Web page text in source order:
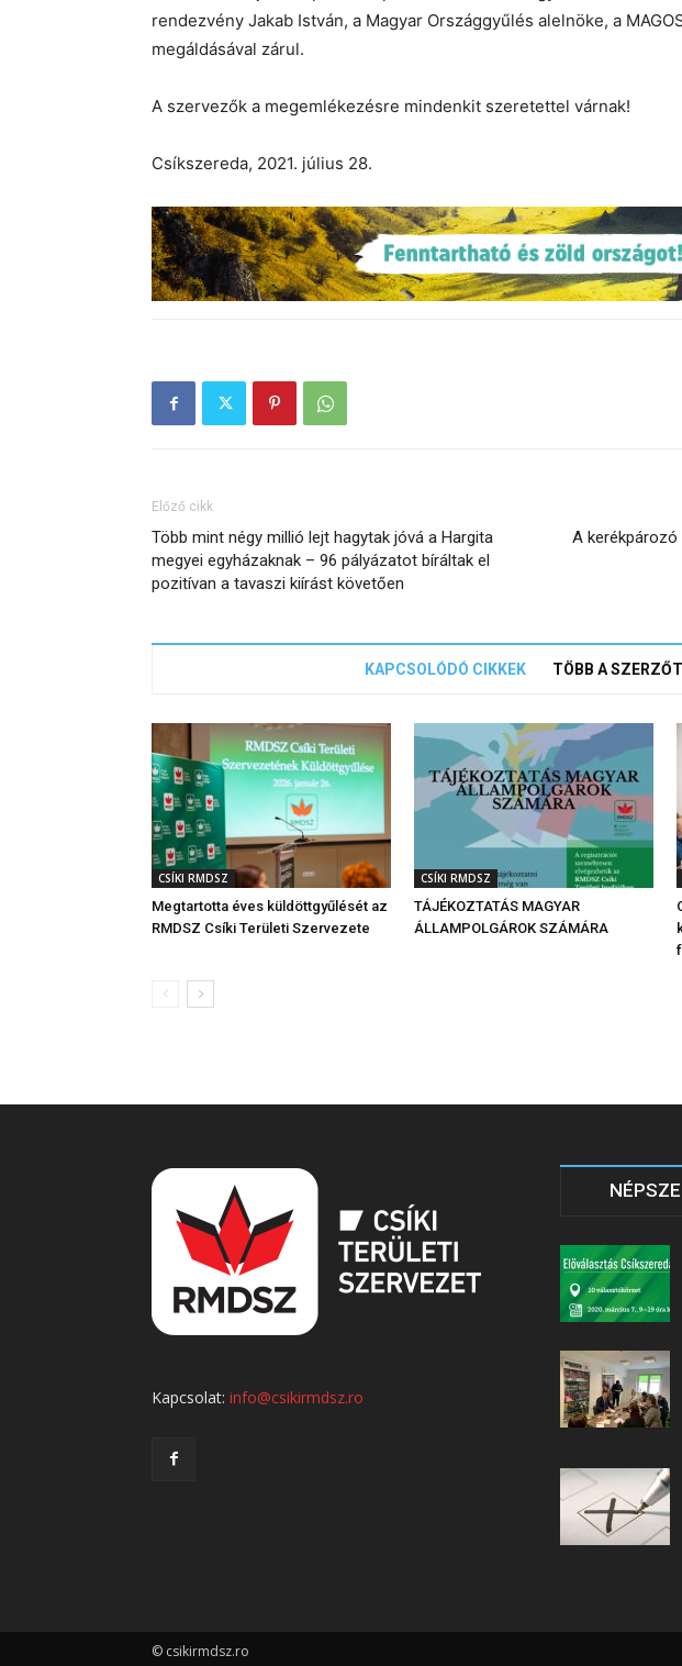
rendezvény Jakab István, a Magyar Országgyűlés alelnöke, a
megáldásával zárul.
A szervezők a megemlékezésre mindenkit szeretettel várnak!
Csíkszereda, 2021. július 28.
Előző cikk
Több mint négy millió lejt hagytak jóvá a Hargita
megyei egyházaknak – 96 pályázatot bíráltak el
pozitívan a tavaszi kiírást követően
A
KAPCSOLÓDÓ CIKKEK TÖBB A
CSÍKI RMDSZ
Megtartotta éves küldöttgyűlését az
RMDSZ Csíki Területi Szervezete
CSÍKI RMDSZ
TÁJÉKOZTATÁS MAGYAR
ÁLLAMPOLGÁROK SZÁMÁRA
Kapcsolat: info@csikirmdsz.ro
© csikirmdsz.ro